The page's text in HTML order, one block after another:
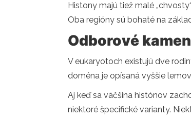
Histony majú tiež malé
Oba regióny sú bohaté na
Odborové
V eukaryotoch existujú dve
doména je opísaná vyššie
Aj keď sa väčšina histónov
niektoré špecifické varianty.